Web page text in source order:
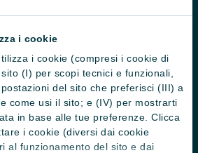
i cookie
i cookie (compresi i cookie di
(I) per scopi tecnici e funzionali,
del sito che preferisci (III) a
come usi il sito; e (IV) per mostrarti
in base alle tue preferenze. Clicca
i cookie (diversi dai cookie
al funzionamento del sito e dai